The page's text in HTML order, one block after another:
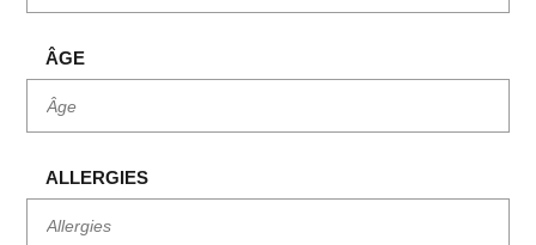
ÂGE
ALLERGIES